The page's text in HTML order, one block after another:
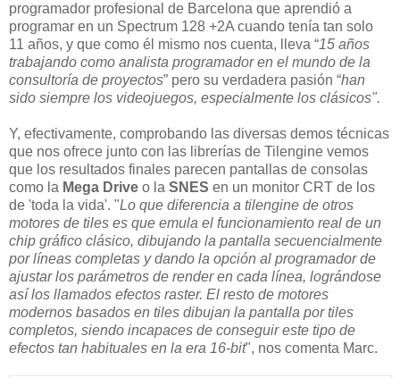
programador profesional de Barcelona que aprendió a
programar en un Spectrum 128 +2A cuando tenía tan solo
11 años, y que como él mismo nos cuenta, lleva “15 años
trabajando como analista programador en el mundo de la
consultoría de proyectos” pero su verdadera pasión “han
sido siempre los videojuegos, especialmente los clásicos".
Y, efectivamente, comprobando las diversas demos técnicas
que nos ofrece junto con las librerías de Tilengine vemos
que los resultados finales parecen pantallas de consolas
como la Mega Drive o la SNES en un monitor CRT de los
de 'toda la vida'. "Lo que diferencia a tilengine de otros
motores de tiles es que emula el funcionamiento real de un
chip gráfico clásico, dibujando la pantalla secuencialmente
por líneas completas y dando la opción al programador de
ajustar los parámetros de render en cada línea, lográndose
así los llamados efectos raster. El resto de motores
modernos basados en tiles dibujan la pantalla por tiles
completos, siendo incapaces de conseguir este tipo de
efectos tan habituales en la era 16-bit", nos comenta Marc.